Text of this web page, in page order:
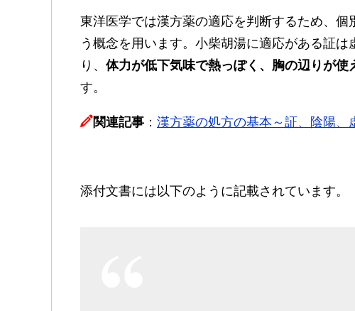
東洋医学では漢方薬の適応を判断するため、
う概念を用います。小柴胡湯に適応がある証
り、 体力が低下気味で熱っぽく、胸の辺りが使
す。
関連記事 ： 漢方薬の処方の基本～証、陰陽、
添付文書には以下のように記載されています。